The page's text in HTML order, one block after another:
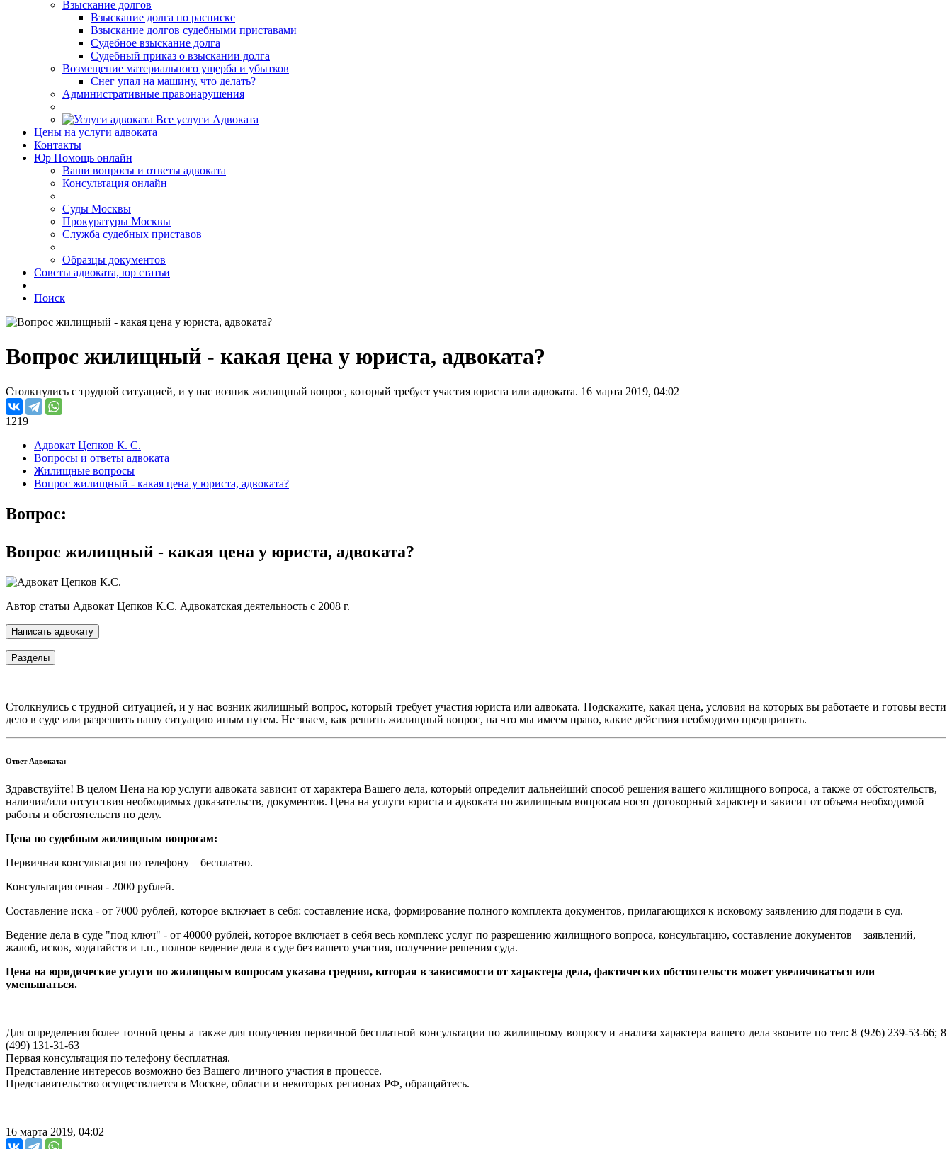
Взыскание долгов
Взыскание долга по расписке
Взыскание долгов судебными приставами
Судебное взыскание долга
Судебный приказ о взыскании долга
Возмещение материального ущерба и убытков
Снег упал на машину, что делать?
Административные правонарушения
Все услуги Адвоката
Цены на услуги адвоката
Контакты
Юр Помощь онлайн
Ваши вопросы и ответы адвоката
Консультация онлайн
Суды Москвы
Прокуратуры Москвы
Служба судебных приставов
Образцы документов
Советы адвоката, юр статьи
Поиск
Вопрос жилищный - какая цена у юриста, адвоката?
Столкнулись с трудной ситуацией, и у нас возник жилищный вопрос, который требует участия юриста или адвоката. 16 марта 2019, 04:02
1219
Адвокат Цепков К. С.
Вопросы и ответы адвоката
Жилищные вопросы
Вопрос жилищный - какая цена у юриста, адвоката?
Вопрос:
Вопрос жилищный - какая цена у юриста, адвоката?
Автор статьи Адвокат Цепков К.С. Адвокатская деятельность c 2008 г.
Написать адвокату
Разделы
Столкнулись с трудной ситуацией, и у нас возник жилищный вопрос, который требует участия юриста или адвоката. Подскажите, какая цена, условия на которых вы работаете и готовы вести
дело в суде или разрешить нашу ситуацию иным путем. Не знаем, как решить жилищный вопрос, на что мы имеем право, какие действия необходимо предпринять.
Ответ Адвоката:
Здравствуйте! В целом Цена на юр услуги адвоката зависит от характера Вашего дела, который определит дальнейший способ решения вашего жилищного вопроса, а также от обстоятельств,
наличия/или отсутствия необходимых доказательств, документов. Цена на услуги юриста и адвоката по жилищным вопросам носят договорный характер и зависит от объема необходимой
работы и обстоятельств по делу.
Цена по судебным жилищным вопросам:
Первичная консультация по телефону – бесплатно.
Консультация очная - 2000 рублей.
Составление иска - от 7000 рублей, которое включает в себя: составление иска, формирование полного комплекта документов, прилагающихся к исковому заявлению для подачи в суд.
Ведение дела в суде "под ключ" - от 40000 рублей, которое включает в себя весь комплекс услуг по разрешению жилищного вопроса, консультацию, составление документов – заявлений,
жалоб, исков, ходатайств и т.п., полное ведение дела в суде без вашего участия, получение решения суда.
Цена на юридические услуги по жилищным вопросам указана средняя, которая в зависимости от характера дела, фактических обстоятельств может увеличиваться или
уменьшаться.
Для определения более точной цены а также для получения первичной бесплатной консультации по жилищному вопросу и анализа характера вашего дела звоните по тел: 8 (926) 239-53-66; 8
(499) 131-31-63
Первая консультация по телефону бесплатная.
Представление интересов возможно без Вашего личного участия в процессе.
Представительство осуществляется в Москве, области и некоторых регионах РФ, обращайтесь.
16 марта 2019, 04:02